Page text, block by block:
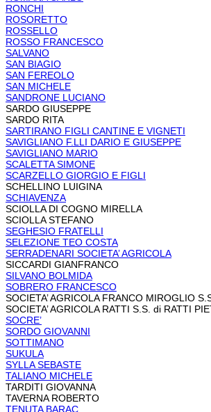
RONCHI
ROSORETTO
ROSSELLO
ROSSO FRANCESCO
SALVANO
SAN BIAGIO
SAN FEREOLO
SAN MICHELE
SANDRONE LUCIANO
SARDO GIUSEPPE
SARDO RITA
SARTIRANO FIGLI CANTINE E VIGNETI
SAVIGLIANO F.LLI DARIO E GIUSEPPE
SAVIGLIANO MARIO
SCALETTA SIMONE
SCARZELLO GIORGIO E FIGLI
SCHELLINO LUIGINA
SCHIAVENZA
SCIOLLA DI COGNO MIRELLA
SCIOLLA STEFANO
SEGHESIO FRATELLI
SELEZIONE TEO COSTA
SERRADENARI SOCIETA’ AGRICOLA
SICCARDI GIANFRANCO
SILVANO BOLMIDA
SOBRERO FRANCESCO
SOCIETA’ AGRICOLA FRANCO MIROGLIO
SOCIETA’ AGRICOLA RATTI S.S. di RATTI
SOCRE’
SORDO GIOVANNI
SOTTIMANO
SUKULA
SYLLA SEBASTE
TALIANO MICHELE
TARDITI GIOVANNA
TAVERNA ROBERTO
TENUTA BARAC